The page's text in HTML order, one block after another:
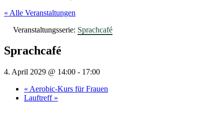
« Alle Veranstaltungen
Veranstaltungsserie: Sprachcafé
Sprachcafé
4. April 2029 @ 14:00 - 17:00
« Aerobic-Kurs für Frauen
Lauftreff »